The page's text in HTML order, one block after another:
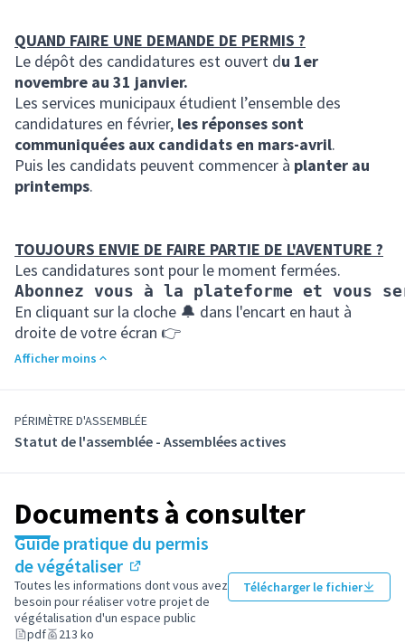
QUAND FAIRE UNE DEMANDE DE PERMIS ?
Le dépôt des candidatures est ouvert du 1er
novembre au 31 janvier.
Les services municipaux étudient l’ensemble des
candidatures en février, les réponses sont
communiquées aux candidats en mars-avril.
Puis les candidats peuvent commencer à planter au
printemps.
TOUJOURS ENVIE DE FAIRE PARTIE DE L'AVENTURE ?
Les candidatures sont pour le moment fermées.
Abonnez vous à la plateforme et vous
En cliquant sur la cloche 🔔 dans l'encart en haut à
droite de votre écran 👉
Afficher moins
PÉRIMÈTRE D'ASSEMBLÉE
Statut de l'assemblée - Assemblées actives
Documents à consulter
Guide pratique du permis
de végétaliser
(Lien externe)
Toutes les informations dont vous avez
besoin pour réaliser votre projet de
végétalisation d'un espace public
pdf
213 ko
Télécharger le fichier